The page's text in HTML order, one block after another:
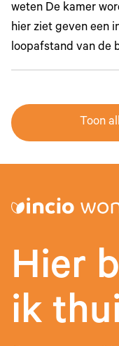
weten De kamer
hier ziet geven een
loopafstand van de
Toon
Hier
ik